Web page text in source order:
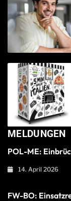
MELDUNGEN
POL-ME:
14. April 2026
FW-BO: